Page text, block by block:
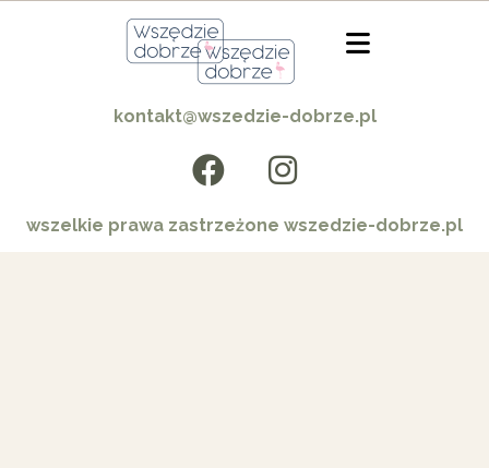
kontakt@wszedzie-dobrze.pl
wszelkie prawa zastrzeżone wszedzie-dobrze.pl